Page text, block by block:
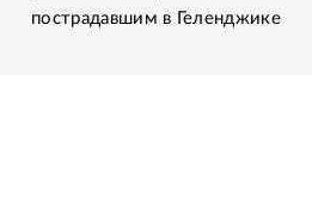
пострадавшим в Геленджике